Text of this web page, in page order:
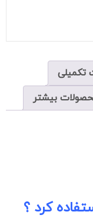
تکمیلی
بیشتر
کرد ؟